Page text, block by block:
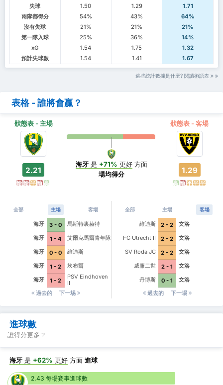
失球
1.50 1.29
1.71
兩隊都得分
54% 43%
64%
沒有失球
21% 21%
21%
第一隊入球
25% 36%
14%
xG
1.54 1.75
1.32
預計失球數
1.54 1.41 1.67
這些統計數據是什麼? 閱讀術語表
表格 - 誰將會贏？
狀態表 - 主場 狀態表 - 客場
2.21
輸 輸 平輸 贏
海牙是 +71% 更好方面
場均得分
1.29
贏 輸 平平 平
全部 主場 客場
海牙 3 - 0
馬斯特裏赫特
海牙
1 - 4
艾爾克馬爾青年隊
海牙
0 - 0
維迪斯
海牙
1 - 2
坎布爾
海牙
1 - 2
PSV Eindhoven
II
過去的
下一埸
全部 主場 客場
維迪斯 2 - 2
文洛
FC Utrecht II
2 - 2
文洛
SV Roda JC
2 - 2
文洛
威廉二世
2 - 1
文洛
丹博斯
0 - 1
文洛
過去的
下一埸
進球數
誰得分更多？
海牙 是 +62% 更好 方面 進球
2.43 每場賽事進球數